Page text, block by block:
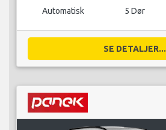
Automatisk 5 Dør
SE DETALJER...